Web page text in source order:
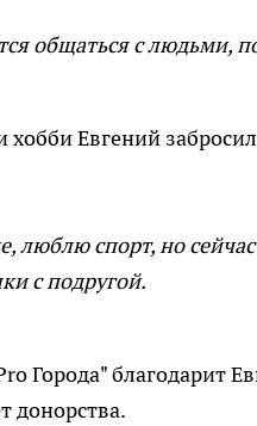
общаться с людьми,
хобби Евгений
люблю спорт, но
с подругой.
Города" благодарит
донорства.